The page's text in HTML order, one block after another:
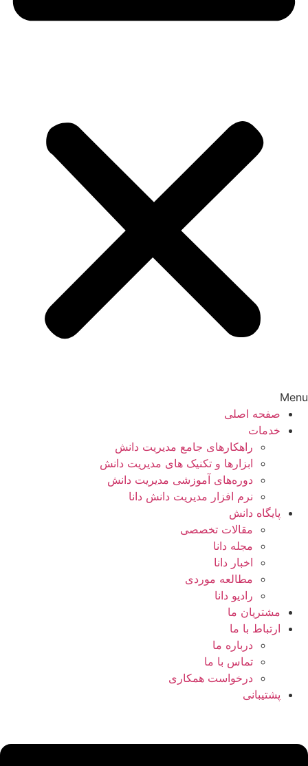
Menu
صفحه اصلی
خدمات
راهکارهای جامع مدیریت دانش
ابزارها و تکنیک‌ های مدیریت دانش
دوره‌های آموزشی مدیریت دانش
نرم افزار مدیریت دانش دانا
پایگاه دانش
مقالات تخصصی
مجله دانا
اخبار دانا
مطالعه موردی
رادیو دانا
مشتریان ما
ارتباط با ما
درباره ما
تماس با ما
درخواست همکاری
پشتیبانی